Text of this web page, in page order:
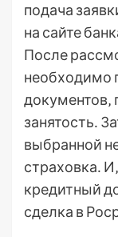
подача
на сайте
После
необходимо
занятость․
выбранной
страховка․
кредитный
сделка в